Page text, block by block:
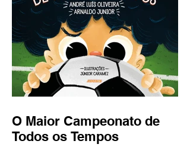
O Maior Campeonato de
Todos os Tempos